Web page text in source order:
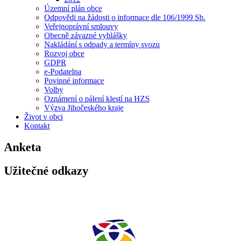
Územní plán obce
Odpovědi na žádosti o informace dle 106/1999 Sb.
Veřejnoprávní smlouvy
Obecně závazné vyhlášky
Nakládání s odpady a termíny svozu
Rozvoj obce
GDPR
e-Podatelna
Povinné informace
Volby
Oznámení o pálení klestí na HZS
Výzva Jihočeského kraje
Život v obci
Kontakt
Anketa
Užitečné odkazy